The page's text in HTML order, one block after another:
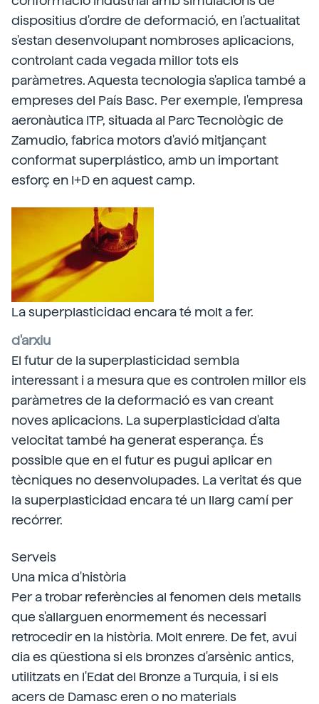
dispositius d'ordre de deformació, en l'actualitat
s'estan desenvolupant nombroses aplicacions,
controlant cada vegada millor tots els
paràmetres. Aquesta tecnologia s'aplica també a
empreses del País Basc. Per exemple, l'empresa
aeronàutica ITP, situada al Parc Tecnològic de
Zamudio, fabrica motors d'avió mitjançant
conformat superplástico, amb un important
esforç en I+D en aquest camp.
La superplasticidad encara té molt a fer.
d'arxiu
El futur de la superplasticidad sembla
interessant i a mesura que es controlen millor els
paràmetres de la deformació es van creant
noves aplicacions. La superplasticidad d'alta
velocitat també ha generat esperança. És
possible que en el futur es pugui aplicar en
tècniques no desenvolupades. La veritat és que
la superplasticidad encara té un llarg camí per
recórrer.
Serveis
Una mica d'història
Per a trobar referències al fenomen dels metalls
que s'allarguen enormement és necessari
retrocedir en la història. Molt enrere. De fet, avui
dia es qüestiona si els bronzes d'arsènic antics,
utilitzats en l'Edat del Bronze a Turquia, i si els
acers de Damasc eren o no materials